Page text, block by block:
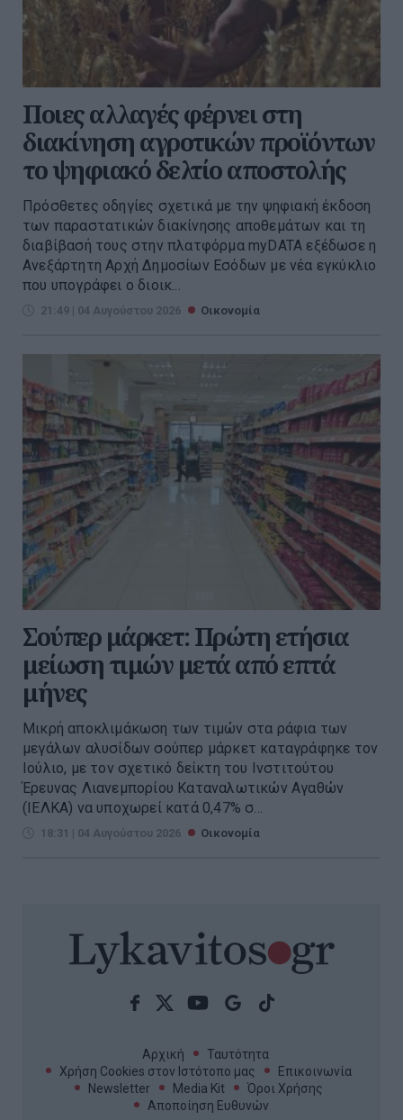
Ποιες αλλαγές φέρνει στη
διακίνηση αγροτικών προϊόντων
το ψηφιακό δελτίο αποστολής
Πρόσθετες οδηγίες σχετικά με την ψηφιακή έκδοση
των παραστατικών διακίνησης αποθεμάτων και τη
διαβίβασή τους στην πλατφόρμα myDATA εξέδωσε η
Ανεξάρτητη Αρχή Δημοσίων Εσόδων με νέα εγκύκλιο
που υπογράφει ο διοικ...
21:49 | 04 Αυγούστου 2026 Οικονομία
Σούπερ μάρκετ: Πρώτη ετήσια
μείωση τιμών μετά από επτά
μήνες
Μικρή αποκλιμάκωση των τιμών στα ράφια των
μεγάλων αλυσίδων σούπερ μάρκετ καταγράφηκε τον
Ιούλιο, με τον σχετικό δείκτη του Ινστιτούτου
Έρευνας Λιανεμπορίου Καταναλωτικών Αγαθών
(ΙΕΛΚΑ) να υποχωρεί κατά 0,47% σ...
18:31 | 04 Αυγούστου 2026 Οικονομία
Αρχική
Ταυτότητα
Χρήση Cookies στον Ιστότοπο μας
Επικοινωνία
Newsletter
Media Kit
Όροι Χρήσης
Αποποίηση Ευθυνών